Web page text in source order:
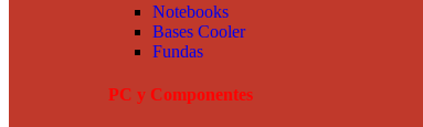
Notebooks
Bases Cooler
Fundas
PC y Componentes